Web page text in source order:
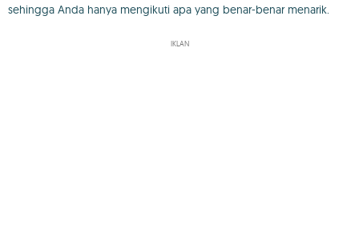
sehingga Anda hanya mengikuti apa yang benar-benar menarik.
IKLAN